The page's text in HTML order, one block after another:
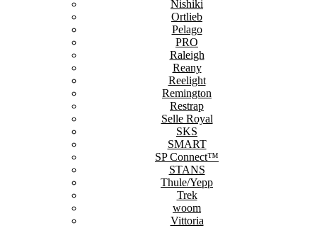
Nishiki
Ortlieb
Pelago
PRO
Raleigh
Reany
Reelight
Remington
Restrap
Selle Royal
SKS
SMART
SP Connect™
STANS
Thule/Yepp
Trek
woom
Vittoria